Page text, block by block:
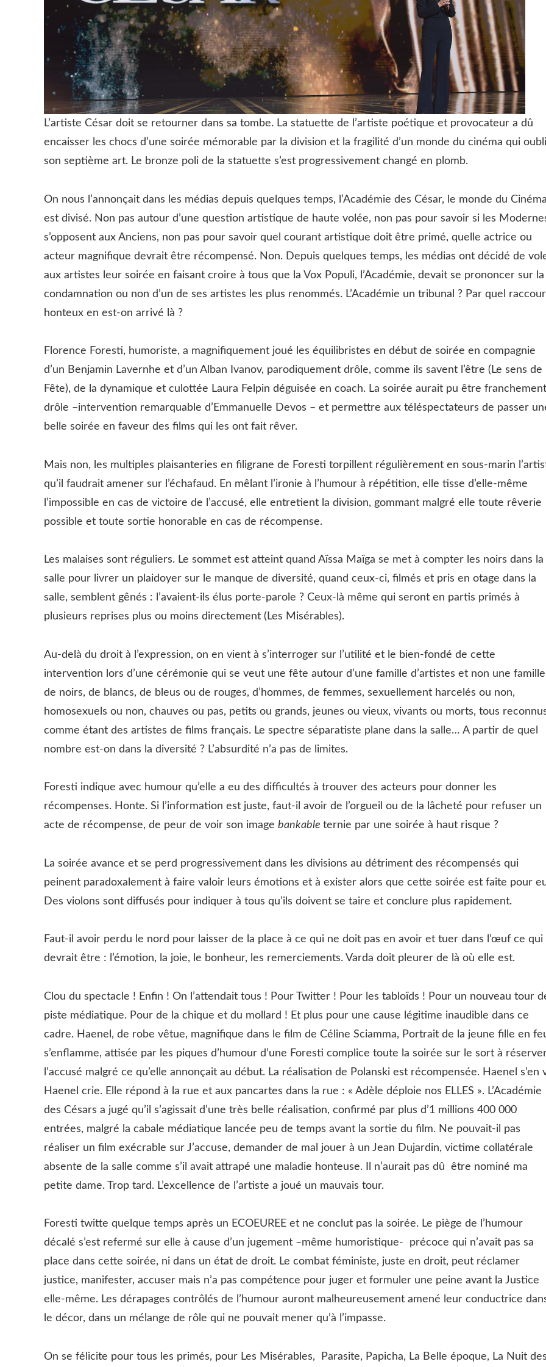
L’artiste César doit se retourner dans sa tombe. La statuette de l’artiste poétique et provocateur a dû
encaisser les chocs d’une soirée mémorable par la division et la fragilité d’un monde du cinéma qui
son septième art. Le bronze poli de la statuette s’est progressivement changé en plomb.
On nous l’annonçait dans les médias depuis quelques temps, l’Académie des César, le monde du Cinéma
est divisé. Non pas autour d’une question artistique de haute volée, non pas pour savoir si les
s’opposent aux Anciens, non pas pour savoir quel courant artistique doit être primé, quelle actrice ou
acteur magnifique devrait être récompensé. Non. Depuis quelques temps, les médias ont décidé de
aux artistes leur soirée en faisant croire à tous que la Vox Populi, l’Académie, devait se prononcer sur la
condamnation ou non d’un de ses artistes les plus renommés. L’Académie un tribunal ? Par quel
honteux en est-on arrivé là ?
Florence Foresti, humoriste, a magnifiquement joué les équilibristes en début de soirée en compagnie
d’un Benjamin Lavernhe et d’un Alban Ivanov, parodiquement drôle, comme ils savent l’être (Le sens de
Fête), de la dynamique et culottée Laura Felpin déguisée en coach. La soirée aurait pu être franchement
drôle –intervention remarquable d’Emmanuelle Devos – et permettre aux téléspectateurs de passer
belle soirée en faveur des films qui les ont fait rêver.
Mais non, les multiples plaisanteries en filigrane de Foresti torpillent régulièrement en sous-marin
qu’il faudrait amener sur l’échafaud. En mêlant l’ironie à l’humour à répétition, elle tisse d’elle-même
l’impossible en cas de victoire de l’accusé, elle entretient la division, gommant malgré elle toute rêverie
possible et toute sortie honorable en cas de récompense.
Les malaises sont réguliers. Le sommet est atteint quand Aïssa Maïga se met à compter les noirs dans la
salle pour livrer un plaidoyer sur le manque de diversité, quand ceux-ci, filmés et pris en otage dans la
salle, semblent gênés : l’avaient-ils élus porte-parole ? Ceux-là même qui seront en partis primés à
plusieurs reprises plus ou moins directement (Les Misérables).
Au-delà du droit à l’expression, on en vient à s’interroger sur l’utilité et le bien-fondé de cette
intervention lors d’une cérémonie qui se veut une fête autour d’une famille d’artistes et non une famille
de noirs, de blancs, de bleus ou de rouges, d’hommes, de femmes, sexuellement harcelés ou non,
homosexuels ou non, chauves ou pas, petits ou grands, jeunes ou vieux, vivants ou morts, tous
comme étant des artistes de films français. Le spectre séparatiste plane dans la salle… A partir de quel
nombre est-on dans la diversité ? L’absurdité n’a pas de limites.
Foresti indique avec humour qu’elle a eu des difficultés à trouver des acteurs pour donner les
récompenses. Honte. Si l’information est juste, faut-il avoir de l’orgueil ou de la lâcheté pour refuser un
acte de récompense, de peur de voir son image bankable ternie par une soirée à haut risque ?
La soirée avance et se perd progressivement dans les divisions au détriment des récompensés qui
peinent paradoxalement à faire valoir leurs émotions et à exister alors que cette soirée est faite pour
Des violons sont diffusés pour indiquer à tous qu’ils doivent se taire et conclure plus rapidement.
Faut-il avoir perdu le nord pour laisser de la place à ce qui ne doit pas en avoir et tuer dans l’œuf ce qui
devrait être : l’émotion, la joie, le bonheur, les remerciements. Varda doit pleurer de là où elle est.
Clou du spectacle ! Enfin ! On l’attendait tous ! Pour Twitter ! Pour les tabloïds ! Pour un nouveau tour
piste médiatique. Pour de la chique et du mollard ! Et plus pour une cause légitime inaudible dans ce
cadre. Haenel, de robe vêtue, magnifique dans le film de Céline Sciamma, Portrait de la jeune fille en
s’enflamme, attisée par les piques d’humour d’une Foresti complice toute la soirée sur le sort à
l’accusé malgré ce qu’elle annonçait au début. La réalisation de Polanski est récompensée. Haenel s’en
Haenel crie. Elle répond à la rue et aux pancartes dans la rue : « Adèle déploie nos ELLES ». L’Académie
des Césars a jugé qu’il s’agissait d’une très belle réalisation, confirmé par plus d’1 millions 400 000
entrées, malgré la cabale médiatique lancée peu de temps avant la sortie du film. Ne pouvait-il pas
réaliser un film exécrable sur J’accuse, demander de mal jouer à un Jean Dujardin, victime collatérale
absente de la salle comme s’il avait attrapé une maladie honteuse. Il n’aurait pas dû être nominé ma
petite dame. Trop tard. L’excellence de l’artiste a joué un mauvais tour.
Foresti twitte quelque temps après un ECOEUREE et ne conclut pas la soirée. Le piège de l’humour
décalé s’est refermé sur elle à cause d’un jugement –même humoristique- précoce qui n’avait pas sa
place dans cette soirée, ni dans un état de droit. Le combat féministe, juste en droit, peut réclamer
justice, manifester, accuser mais n’a pas compétence pour juger et formuler une peine avant la Justice
elle-même. Les dérapages contrôlés de l’humour auront malheureusement amené leur conductrice
le décor, dans un mélange de rôle qui ne pouvait mener qu’à l’impasse.
On se félicite pour tous les primés, pour Les Misérables, Parasite, Papicha, La Belle époque, La Nuit des